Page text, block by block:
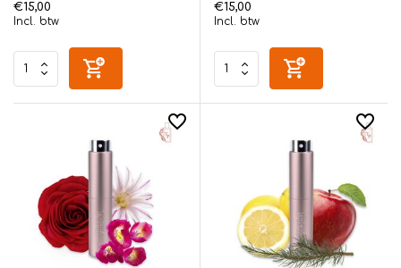
€15,00
Incl. btw
€15,00
Incl. btw